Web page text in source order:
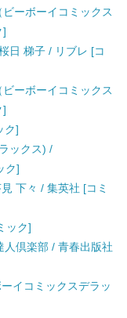
ーボーイコミックス
]
日 梯子 / リブレ [コ
ーボーイコミックス
]
ク]
ックス) /
ク]
下々 / 集英社 [コミ
ック]
人倶楽部 / 青春出版社
イコミックスデラッ